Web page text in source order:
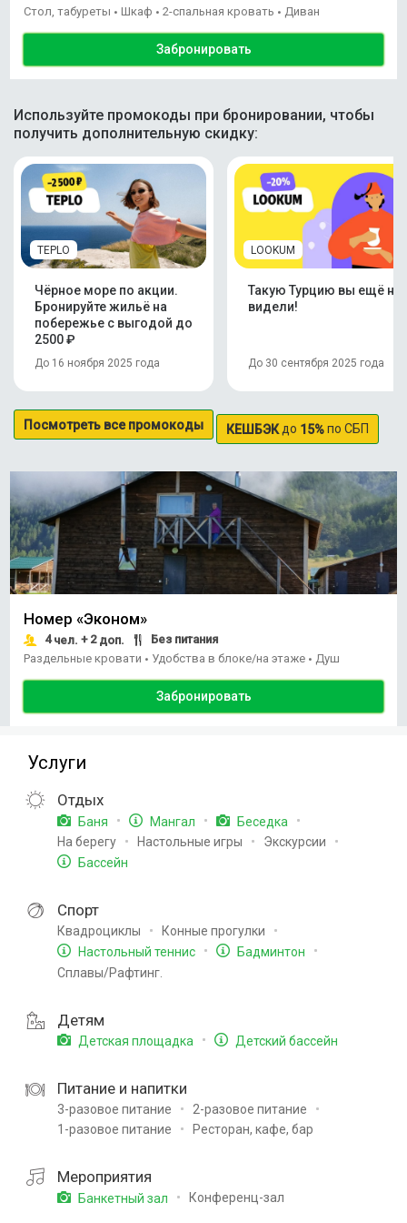
Стол, табуреты • Шкаф • 2-спальная кровать • Диван
Забронировать
Используйте промокоды при бронировании, чтобы
получить дополнительную скидку:
TEPLO
Чёрное море по акции.
Бронируйте жильё на
побережье с выгодой до
2500 ₽
До 16 ноября 2025 года
LOOKUM
Такую Турцию вы ещё не
видели!
До 30 сентября 2025 года
Посмотреть все промокоды КЕШБЭКдо 15%по СБП
Номер «Эконом»
4чел. + 2доп.
Без питания
Раздельные кровати • Удобства в блоке/на этаже • Душ
Забронировать
Услуги
Отдых
Баня Мангал
Беседка
На берегу
Настольные игры
Экскурсии
Бассейн
Спорт
Квадроциклы
Конные прогулки
Настольный теннис
Бадминтон
Сплавы/Рафтинг.
Детям
Детская площадка Детский бассейн
Питание и напитки
3-разовое питание
2-разовое питание
1-разовое питание
Ресторан, кафе, бар
Мероприятия
Банкетный зал Конференц-зал